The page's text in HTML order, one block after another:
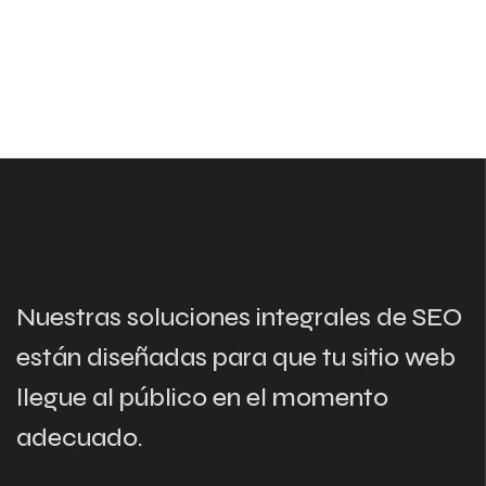
Nuestras soluciones integrales de SEO
están diseñadas para que tu sitio web
llegue al público en el momento
adecuado.